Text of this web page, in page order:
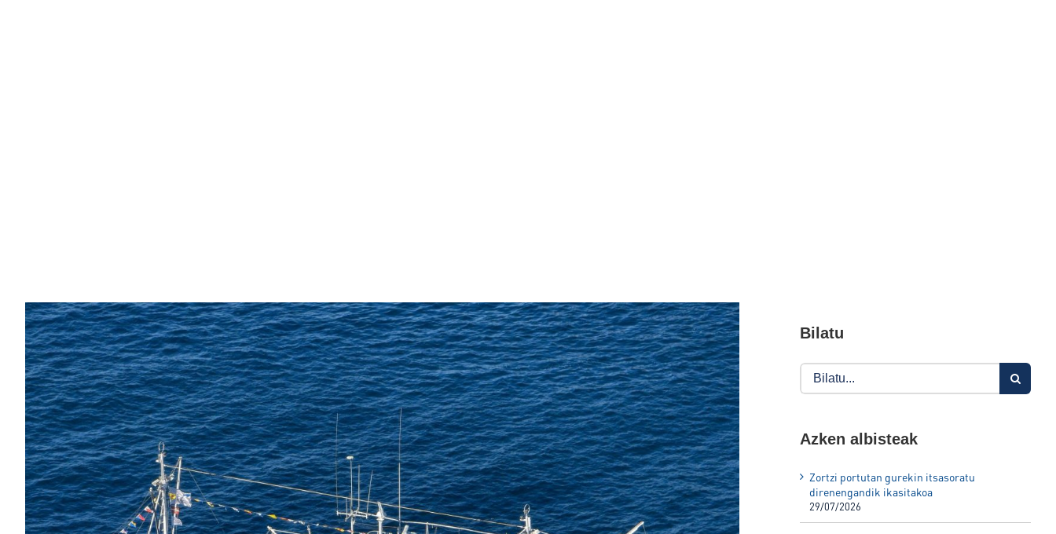
Bilatu
Search
for:
Azken albisteak
Zortzi portutan gurekin itsasoratu
direnengandik ikasitakoa
29/07/2026